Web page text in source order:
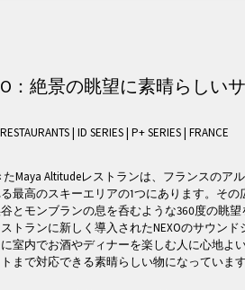
：絶景の眺望に素晴らしい
| ID SERIES| P+ SERIES| FRANCE
Maya Altitudeレストランは、フランスのア
最高のスキーエリアの1つにあります。その
とモンブランの息を呑むような360度の眺望
トランに新しく導入されたNEXOのサウンド
室内でお酒やディナーを楽しむ人に心地よ
まで対応できる素晴らしい物になっています